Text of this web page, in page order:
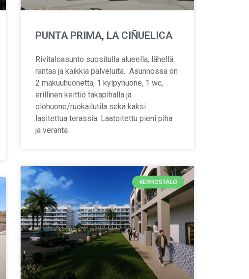
PUNTA PRIMA, LA CIÑUELICA
Rivitaloasunto suositulla alueella, lähellä
rantaa ja kaikkia palveluita. Asunnossa on
2 makuuhuonetta, 1 kylpyhuone, 1 wc,
erillinen keittiö takapihalla ja
olohuone/ruokailutila sekä kaksi
lasitettua terassia. Laatoitettu pieni piha
ja veranta
KERROSTALO